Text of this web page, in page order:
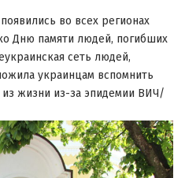
во всех регионах
Дню памяти людей, погибших
сеть людей,
украинцам вспомнить
жизни из-за эпидемии ВИЧ/